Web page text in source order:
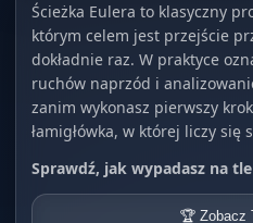
Ścieżka Eulera to klasyczny
którym celem jest przejście
dokładnie raz. W praktyce
ruchów naprzód i
zanim wykonasz pierwszy
łamigłówka, w której liczy się
Sprawdź, jak wypadasz na
🏆 Zobacz